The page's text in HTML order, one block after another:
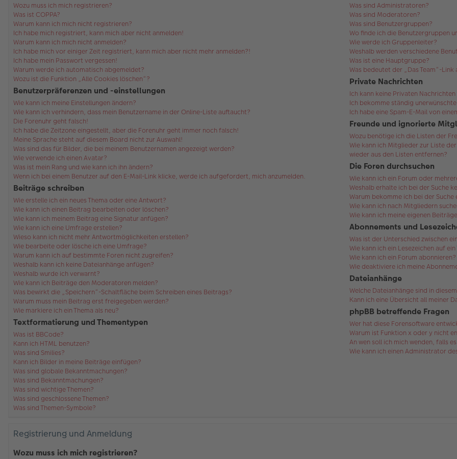
Wozu muss ich mich registrieren?
Was ist COPPA?
Warum kann ich mich nicht registrieren?
Ich habe mich registriert, kann mich aber nicht anmelden!
Warum kann ich mich nicht anmelden?
Ich habe mich vor einiger Zeit registriert, kann mich aber nicht mehr anmelden?!
Ich habe mein Passwort vergessen!
Warum werde ich automatisch abgemeldet?
Wozu ist die Funktion „Alle Cookies löschen“?
Benutzerpräferenzen und -einstellungen
Wie kann ich meine Einstellungen ändern?
Wie kann ich verhindern, dass mein Benutzername in der Online-Liste auftaucht?
Die Forenuhr geht falsch!
Ich habe die Zeitzone eingestellt, aber die Forenuhr geht immer noch falsch!
Meine Sprache steht auf diesem Board nicht zur Auswahl!
Was sind das für Bilder, die bei meinem Benutzernamen angezeigt werden?
Wie verwende ich einen Avatar?
Was ist mein Rang und wie kann ich ihn ändern?
Wenn ich bei einem Benutzer auf den E-Mail-Link klicke, werde ich aufgefordert, mich anzumelden.
Beiträge schreiben
Wie erstelle ich ein neues Thema oder eine Antwort?
Wie kann ich einen Beitrag bearbeiten oder löschen?
Wie kann ich meinem Beitrag eine Signatur anfügen?
Wie kann ich eine Umfrage erstellen?
Wieso kann ich nicht mehr Antwortmöglichkeiten erstellen?
Wie bearbeite oder lösche ich eine Umfrage?
Warum kann ich auf bestimmte Foren nicht zugreifen?
Weshalb kann ich keine Dateianhänge anfügen?
Weshalb wurde ich verwarnt?
Wie kann ich Beiträge den Moderatoren melden?
Was bewirkt die „Speichern“-Schaltfläche beim Schreiben eines Beitrags?
Warum muss mein Beitrag erst freigegeben werden?
Wie markiere ich ein Thema als neu?
Textformatierung und Thementypen
Was ist BBCode?
Kann ich HTML benutzen?
Was sind Smilies?
Kann ich Bilder in meine Beiträge einfügen?
Was sind globale Bekanntmachungen?
Was sind Bekanntmachungen?
Was sind wichtige Themen?
Was sind geschlossene Themen?
Was sind Themen-Symbole?
Was sind Administratoren?
Was sind Moderatoren?
Was sind Benutzergruppen?
Wo finde ich die Benutzergruppen
Wie werde ich Gruppenleiter?
Weshalb werden verschiedene
Was ist eine Hauptgruppe?
Was bedeutet der „Das Team“-
Private Nachrichten
Ich kann keine Privaten
Ich bekomme ständig
Ich habe eine Spam-E-Mail von
Freunde und ignorierte
Wozu benötige ich die Listen der
Wie kann ich Mitglieder zur Liste
wieder aus den Listen entfernen?
Die Foren durchsuchen
Wie kann ich ein Forum oder
Weshalb erhalte ich bei der Suche
Warum bekomme ich bei der Suche
Wie kann ich nach Mitgliedern
Wie kann ich meine eigenen
Abonnements und
Was ist der Unterschied zwischen
Wie kann ich ein Lesezeichen auf
Wie kann ich ein Forum abonnieren?
Wie deaktiviere ich meine
Dateianhänge
Welche Dateianhänge sind in
Kann ich eine Übersicht all meiner
phpBB betreffende Fragen
Wer hat diese Forensoftware
Warum ist Funktion x oder y nicht
An wen soll ich mich wenden, falls
Wie kann ich einen Administrator
Registrierung und Anmeldung
Wozu muss ich mich registrieren?